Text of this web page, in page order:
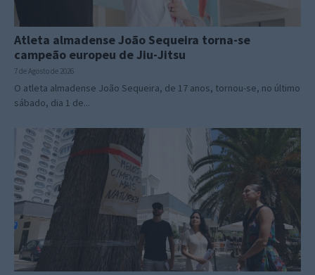
Atleta almadense João Sequeira torna-se
campeão europeu de Jiu-Jitsu
7 de Agosto de 2026
O atleta almadense João Sequeira, de 17 anos, tornou-se, no último
sábado, dia 1 de...